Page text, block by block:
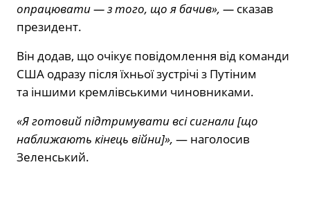
опрацювати — з того, що я бачив», — сказав
президент.
Він додав, що очікує повідомлення від команди
США одразу після їхньої зустрічі з Путіним
та іншими кремлівськими чиновниками.
«Я готовий підтримувати всі сигнали [що
наближають кінець війни]», — наголосив
Зеленський.